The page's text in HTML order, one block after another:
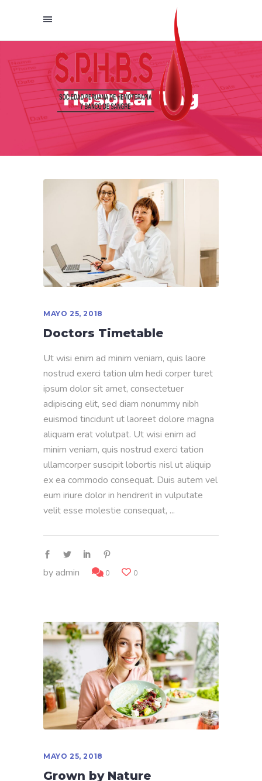
Hospital Tag
MAYO 25, 2018
Doctors Timetable
Ut wisi enim ad minim veniam, quis laore
nostrud exerci tation ulm hedi corper turet
ipsum dolor sit amet, consectetuer
adipiscing elit, sed diam nonummy nibh
euismod tincidunt ut laoreet dolore magna
aliquam erat volutpat. Ut wisi enim ad
minim veniam, quis nostrud exerci tation
ullamcorper suscipit lobortis nisl ut aliquip
ex ea commodo consequat. Duis autem vel
eum iriure dolor in hendrerit in vulputate
velit esse molestie consequat,
byadmin 0 0
MAYO 25, 2018
Grown by Nature